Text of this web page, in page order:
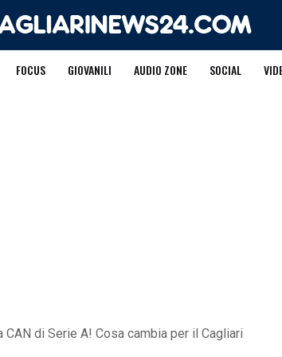
FOCUS GIOVANILI AUDIO ZONE SOCIAL
di Serie A! Cosa cambia per il Cagliari